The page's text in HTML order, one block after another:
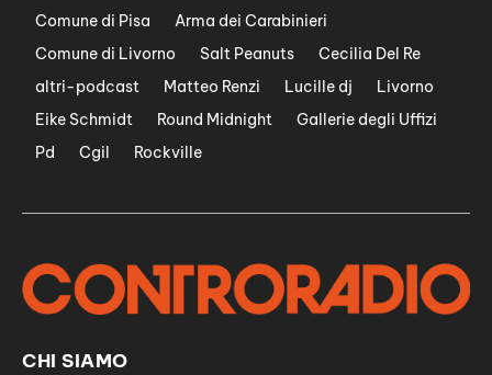
Comune di Pisa
Arma dei Carabinieri
Comune di Livorno
Salt Peanuts
Cecilia Del Re
altri-podcast
Matteo Renzi Lucille dj
Livorno
Eike Schmidt
Round Midnight
Gallerie degli Uffizi
Pd
Cgil Rockville
CHI SIAMO